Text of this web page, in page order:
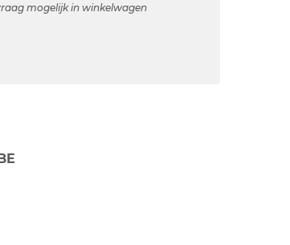
mogelijk in winkelwagen